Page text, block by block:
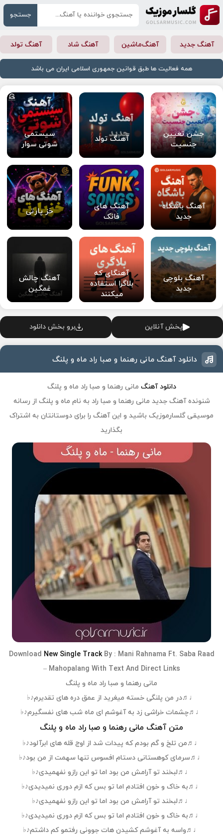
جستجو
آهنگ جدید آهنگ‌ماشین آهنگ شاد آهنگ تولد
همه فعالیت ها طبق قوانین جمهوری اسلامی ایران می باشد
جشن تعیین
جنسیت
آهنگ تولد
سیستمی
شوتی سوار
آهنگ باشگاه
جدید
آهنگ های
فانک
خز پارتی
آهنگ بلوچی
جدید
آهنگای که
بلاگرا استفاده
میکنند
آهنگ چالش
غمگین
پخش آنلاین برو بخش دانلود
دانلود آهنگ مانی رهنما و صبا راد ماه و پلنگ
دانلود آهنگ مانی رهنما و صبا راد ماه و پلنگ
شنونده آهنگ جدید مانی رهنما و صبا راد به نام ماه و پلنگ از رسانه
موسیقی گلسارموزیک باشید و این آهنگ را برای دوستانتان به اشتراک
بگذارید
Download New Single TrackBy : Mani Rahnama Ft. Saba Raad
– Mahopalang With Text And Direct Links
مانی رهنما و صبا راد ماه و پلنگ
♩♬در من پلنگی خسته میغرید از عمق دره های تقدیرم♪♭
♩♬چشمات خراشی زد به آغوشم ای ماه شب های نفسگیرم♪♭
متن آهنگ مانی رهنما و صبا راد ماه و پلنگ
♩♬من تلخ و گم بودم که پیدات شد از اوج قله های ابرآلود♪♭
♩♬سرمای کوهستانی دستام افسوس تنها سهمت از من بود♪♭
♩♬لبخند تو آرامش من بود اما تو این رازو نفهمیدی♪♭
♩♬به خاک و خون افتادم اما تو بس که ازم دوری نمیدیدی♪♭
♩♬لبخند تو آرامش من بود اما تو این رازو نفهمیدی♪♭
♩♬به خاک و خون افتادم اما تو بس که ازم دوری نمیدیدی♪♭
♩♬واسه به آغوشم کشیدن هات جوونی رفتمو کم داشتم♪♭